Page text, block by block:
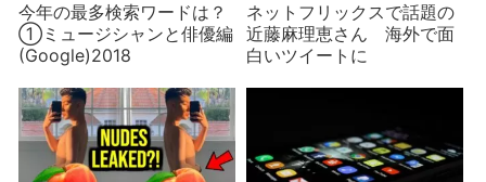
今年の最多検索ワードは？
①ミュージシャンと俳優編
(Google)2018
ネットフリックスで話題の
近藤麻理恵さん 海外で面
白いツイートに